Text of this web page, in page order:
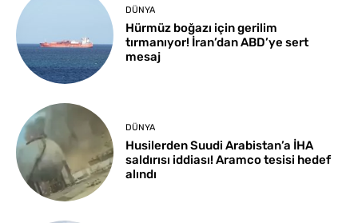
DÜNYA
Hürmüz boğazı için gerilim
tırmanıyor! İran’dan ABD’ye sert
mesaj
DÜNYA
Husilerden Suudi Arabistan’a İHA
saldırısı iddiası! Aramco tesisi hedef
alındı